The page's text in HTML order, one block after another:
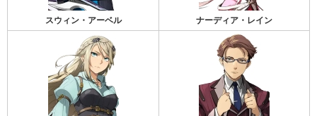
スウィン・アーベル ナーディア・レイン